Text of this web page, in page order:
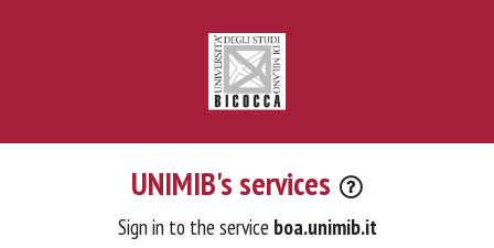
UNIMIB's services
Sign in to the service boa.unimib.it